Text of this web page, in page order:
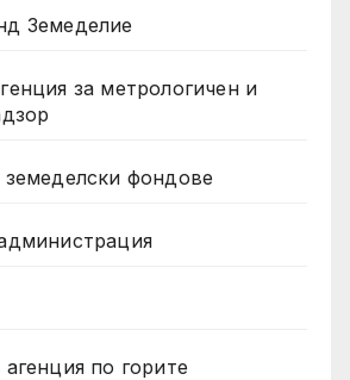
Земеделие
за метрологичен и
фондове
по горите